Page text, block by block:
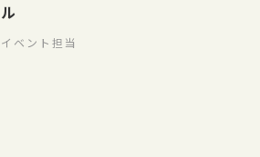
ル
イベント担当